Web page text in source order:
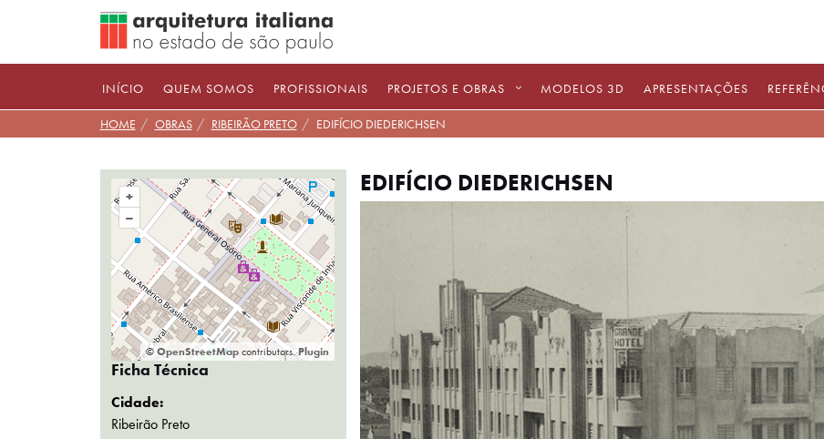
INÍCIO QUEM SOMOS PROFISSIONAIS PROJETOS E OBRAS MODELOS 3D APRESENTAÇÕES
HOME OBRAS RIBEIRÃO PRETO EDIFÍCIO DIEDERICHSEN
+
–
©OpenStreetMapcontributors.Plugin
Ficha Técnica
Cidade:
Ribeirão Preto
EDIFÍCIO DIEDERICHSEN